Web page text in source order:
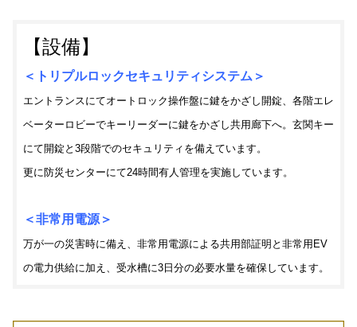
【設備】
＜トリプルロックセキュリティシステム＞
エントランスにてオートロック操作盤に鍵をかざし開錠、各階エレ
ベーターロビーでキーリーダーに鍵をかざし共用廊下へ。玄関キー
にて開錠と3段階でのセキュリティを備えています。
更に防災センターにて24時間有人管理を実施しています。
＜非常用電源＞
万が一の災害時に備え、非常用電源による共用部証明と非常用EV
の電力供給に加え、受水槽に3日分の必要水量を確保しています。